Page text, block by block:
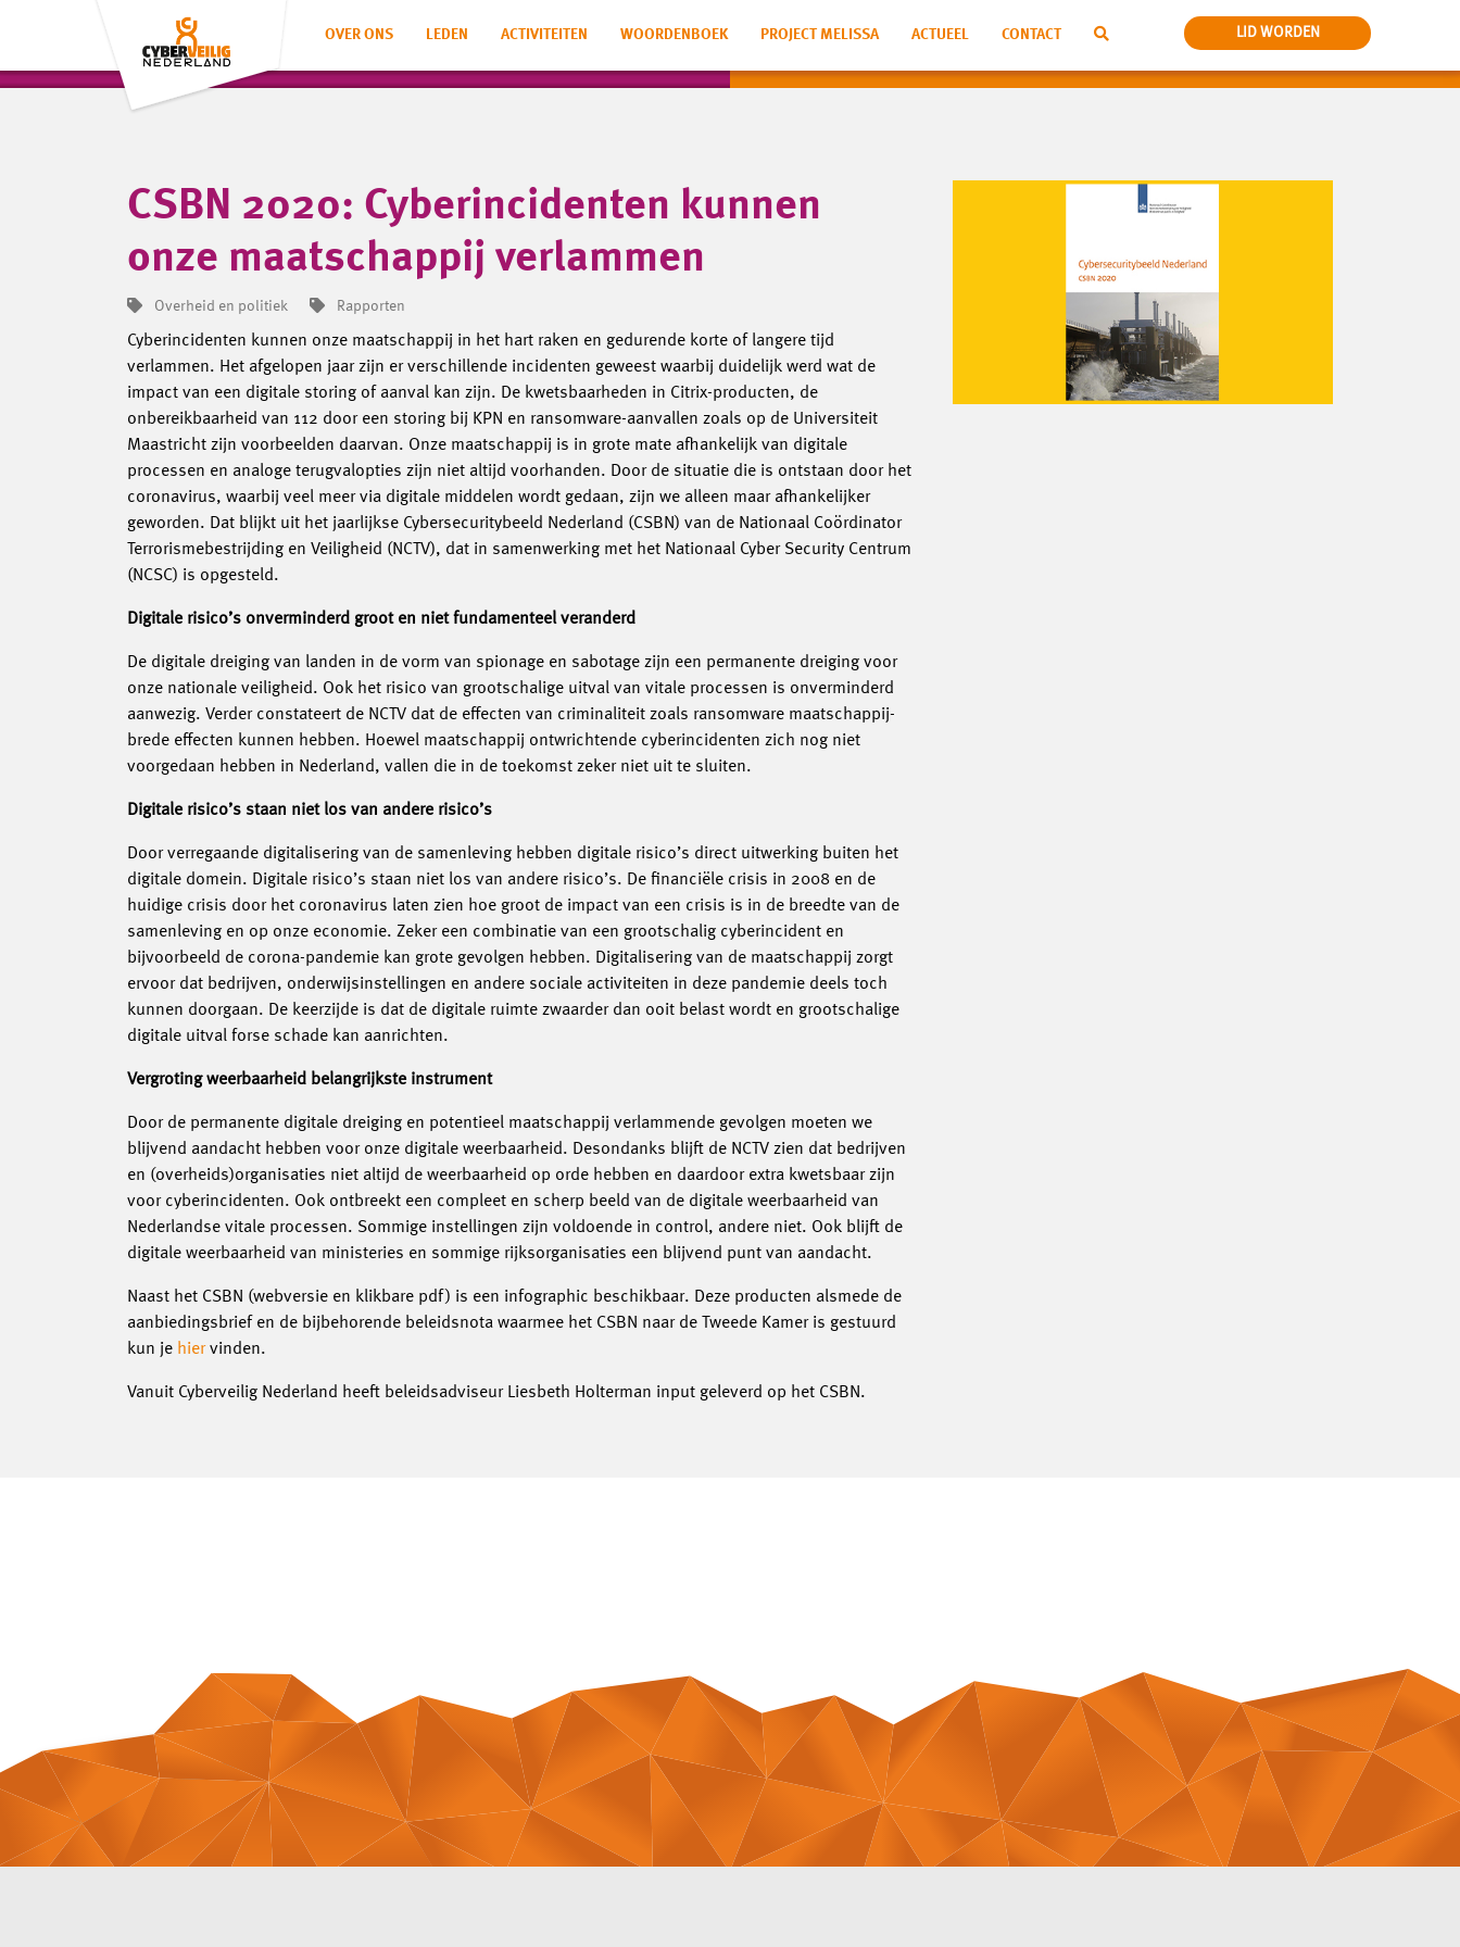
OVER ONS LEDEN ACTIVITEITEN WOORDENBOEK PROJECT MELISSA ACTUEEL CONTACT LID WORDEN
CSBN 2020: Cyberincidenten kunnen
onze maatschappij verlammen
Overheid en politiek Rapporten
Cyberincidenten kunnen onze maatschappij in het hart raken en gedurende korte of langere tijd
verlammen. Het afgelopen jaar zijn er verschillende incidenten geweest waarbij duidelijk werd wat de
impact van een digitale storing of aanval kan zijn. De kwetsbaarheden in Citrix-producten, de
onbereikbaarheid van 112 door een storing bij KPN en ransomware-aanvallen zoals op de Universiteit
Maastricht zijn voorbeelden daarvan. Onze maatschappij is in grote mate afhankelijk van digitale
processen en analoge terugvalopties zijn niet altijd voorhanden. Door de situatie die is ontstaan door het
coronavirus, waarbij veel meer via digitale middelen wordt gedaan, zijn we alleen maar afhankelijker
geworden. Dat blijkt uit het jaarlijkse Cybersecuritybeeld Nederland (CSBN) van de Nationaal Coördinator
Terrorismebestrijding en Veiligheid (NCTV), dat in samenwerking met het Nationaal Cyber Security Centrum
(NCSC) is opgesteld.
Digitale risico’s onverminderd groot en niet fundamenteel veranderd
De digitale dreiging van landen in de vorm van spionage en sabotage zijn een permanente dreiging voor
onze nationale veiligheid. Ook het risico van grootschalige uitval van vitale processen is onverminderd
aanwezig. Verder constateert de NCTV dat de effecten van criminaliteit zoals ransomware maatschappij-
brede effecten kunnen hebben. Hoewel maatschappij ontwrichtende cyberincidenten zich nog niet
voorgedaan hebben in Nederland, vallen die in de toekomst zeker niet uit te sluiten.
Digitale risico’s staan niet los van andere risico’s
Door verregaande digitalisering van de samenleving hebben digitale risico’s direct uitwerking buiten het
digitale domein. Digitale risico’s staan niet los van andere risico’s. De financiële crisis in 2008 en de
huidige crisis door het coronavirus laten zien hoe groot de impact van een crisis is in de breedte van de
samenleving en op onze economie. Zeker een combinatie van een grootschalig cyberincident en
bijvoorbeeld de corona-pandemie kan grote gevolgen hebben. Digitalisering van de maatschappij zorgt
ervoor dat bedrijven, onderwijsinstellingen en andere sociale activiteiten in deze pandemie deels toch
kunnen doorgaan. De keerzijde is dat de digitale ruimte zwaarder dan ooit belast wordt en grootschalige
digitale uitval forse schade kan aanrichten.
Vergroting weerbaarheid belangrijkste instrument
Door de permanente digitale dreiging en potentieel maatschappij verlammende gevolgen moeten we
blijvend aandacht hebben voor onze digitale weerbaarheid. Desondanks blijft de NCTV zien dat bedrijven
en (overheids)organisaties niet altijd de weerbaarheid op orde hebben en daardoor extra kwetsbaar zijn
voor cyberincidenten. Ook ontbreekt een compleet en scherp beeld van de digitale weerbaarheid van
Nederlandse vitale processen. Sommige instellingen zijn voldoende in control, andere niet. Ook blijft de
digitale weerbaarheid van ministeries en sommige rijksorganisaties een blijvend punt van aandacht.
Naast het CSBN (webversie en klikbare pdf) is een infographic beschikbaar. Deze producten alsmede de
aanbiedingsbrief en de bijbehorende beleidsnota waarmee het CSBN naar de Tweede Kamer is gestuurd
kun je hiervinden.
Vanuit Cyberveilig Nederland heeft beleidsadviseur Liesbeth Holterman input geleverd op het CSBN.